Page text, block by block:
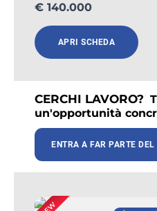
€ 140.000
APRI SCHEDA
CERCHI LAVORO?
un'opportunità
ENTRA A FAR PARTE DEL